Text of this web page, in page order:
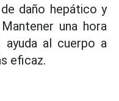
daño hepático y
una hora
ayuda al cuerpo a
eficaz.